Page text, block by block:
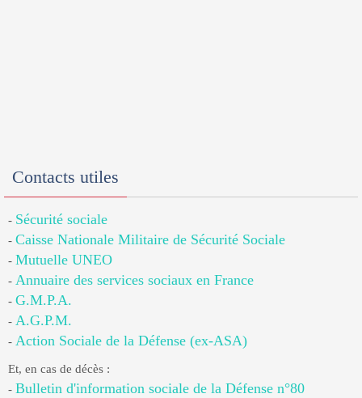
Contacts utiles
- Sécurité sociale
- Caisse Nationale Militaire de Sécurité Sociale
- Mutuelle UNEO
- Annuaire des services sociaux en France
- G.M.P.A.
- A.G.P.M.
- Action Sociale de la Défense (ex-ASA)
Et, en cas de décès :
- Bulletin d'information sociale de la Défense n°80